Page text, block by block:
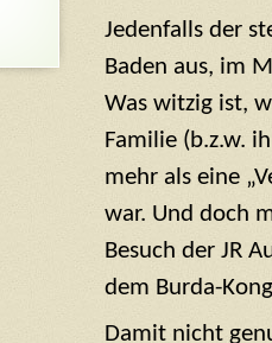
Jedenfalls der
Baden aus, im
Was witzig ist,
Familie (b.z.w.
mehr als eine
war. Und doch
Besuch der JR
dem Burda-
Damit nicht